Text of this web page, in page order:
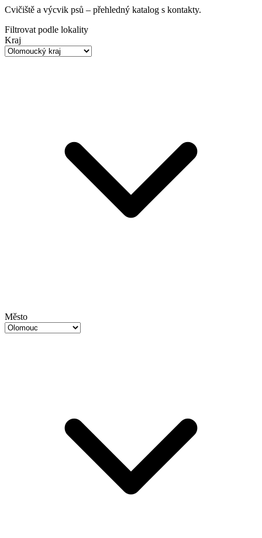
Cvičiště a výcvik psů – přehledný katalog s kontakty.
Filtrovat podle lokality
Kraj
Město